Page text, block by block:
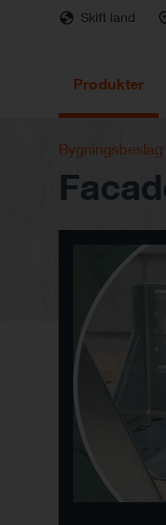
Skift land
Produkter
Bygningsbeslag